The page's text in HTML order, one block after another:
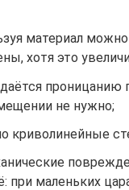
материал
хотя это
проницанию
не нужно;
криволинейные
при маленьких